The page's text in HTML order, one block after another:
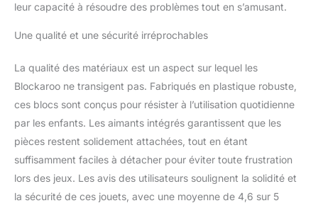
set de robots, le plaisir
peut commencer ! JEU
DE SALLE DE BAIN
construction éducatifs
en mousse flottent sur
l'eau et adhèrent
magnétiquement aux
Construire et jouer avec
les blocs fera passer
l'heure du bain à toute
vitesse pour les garçons
leur capacité à résoudre des problèmes tout en s’amusant.
Une qualité et une sécurité irréprochables
La qualité des matériaux est un aspect sur lequel les
Blockaroo ne transigent pas. Fabriqués en plastique robuste,
ces blocs sont conçus pour résister à l’utilisation quotidienne
par les enfants. Les aimants intégrés garantissent que les
pièces restent solidement attachées, tout en étant
suffisamment faciles à détacher pour éviter toute frustration
lors des jeux. Les avis des utilisateurs soulignent la solidité et
la sécurité de ces jouets, avec une moyenne de 4,6 sur 5